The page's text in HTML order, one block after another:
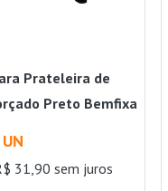
Prateleira de
Preto Bemfixa
31,90 sem juros